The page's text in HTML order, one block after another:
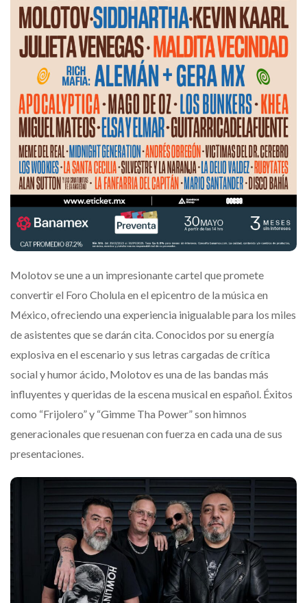
Molotov se une a un impresionante cartel que promete
convertir el Foro Cholula en el epicentro de la música en
México, ofreciendo una experiencia inigualable para los miles
de asistentes que se darán cita. Conocidos por su energía
explosiva en el escenario y sus letras cargadas de crítica
social y humor ácido, Molotov es una de las bandas más
influyentes y queridas de la escena musical en español. Éxitos
como “Frijolero” y “Gimme Tha Power” son himnos
generacionales que resuenan con fuerza en cada una de sus
presentaciones.